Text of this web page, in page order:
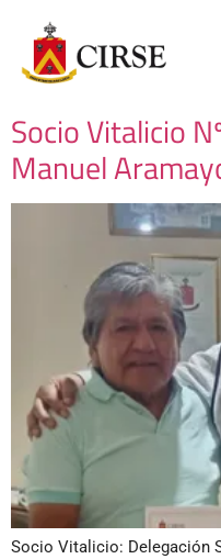
Socio Vitalicio
Manuel
Socio Vitalicio: Delegación